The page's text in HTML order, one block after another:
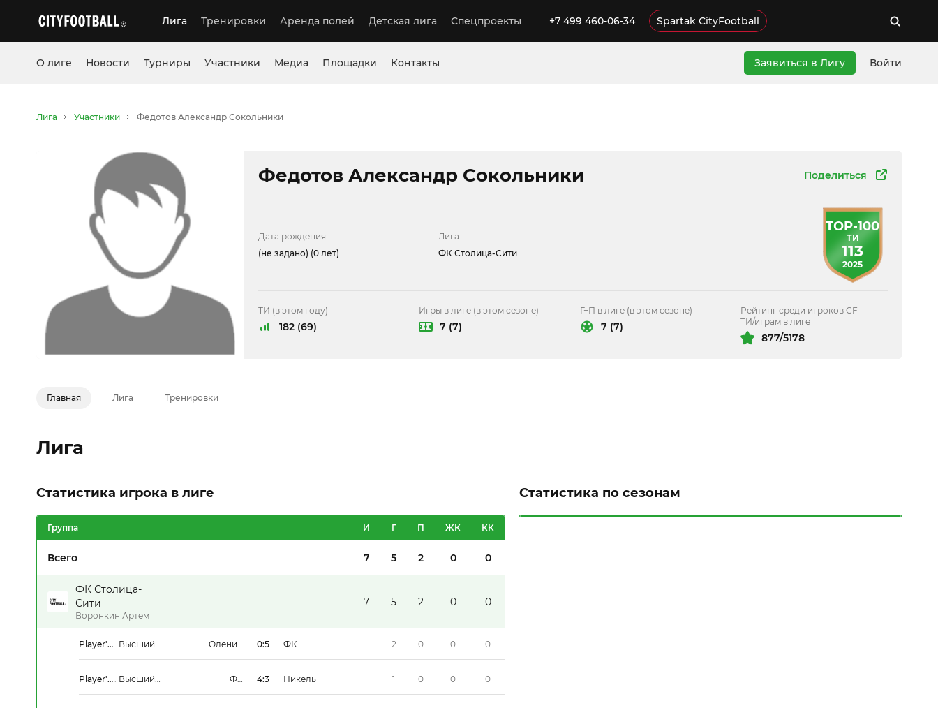
Лига Тренировки Аренда полей Детская лига Спецпроекты +7 499 460-06-34 Spartak CityFootball
О лиге Новости Турниры Участники Медиа Площадки Контакты Заявиться в Лигу Войти
Лига Участники Федотов Александр Сокольники
Федотов Александр Сокольники Поделиться
Дата рождения
(не задано) (0 лет)
Лига
ФК Столица-Сити
TOP-100
ТИ
113
2025
ТИ (в этом году)
182 (69)
Игры в лиге (в этом сезоне)
7 (7)
Г+П в лиге (в этом сезоне)
7 (7)
Рейтинг среди игроков CF
ТИ/играм в лиге
877/5178
Главная Лига Тренировки
Лига
Статистика игрока в лиге
Группа И Г П ЖК КК
Всего 7 5 2 0 0
ФК Столица-
Сити
Воронкин Артем
7 5 2 0 0
Player's . Высший
Олений
0:5
ФК
2 0 0 0
Player's . Высший
ФК
4:3 Никель 1 0 0 0
Статистика по сезонам